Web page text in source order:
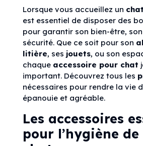
Lorsque vous accueillez un chat
est essentiel de disposer des
pour garantir son bien-être,
sécurité. Que ce soit pour son
litière, ses jouets, ou son
chaque accessoire pour chat
important. Découvrez tous les
nécessaires pour rendre la vie
épanouie et agréable.
Les accessoires
pour l’hygiène